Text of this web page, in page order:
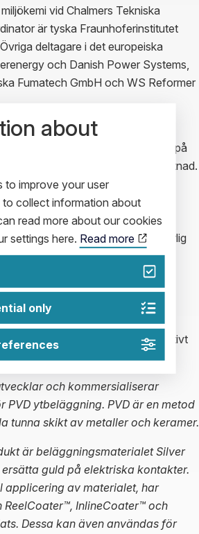
vid Chalmers Tekniska
är tyska Fraunhoferinstitutet
deltagare i det europeiska
och Danish Power Systems,
Fumatech GmbH och WS Reformer
MaxPhase tillgodoser ett behov på
korrosionsskydd till låg kostnad.
av bipolära
till vätgas- och metanoldrivna
bredda vårt erbjudande till
och visa att vi bedriver kontinuerlig
position som marknadsledande
säger Henrik
Coatings.
Impact Coatings VD Henrik
eller 070 6635580 alternativt
och kommersialiserar
ytbeläggning. PVD är en metod
tunna skikt av metaller och keramer.
är beläggningsmaterialet Silver
guld på elektriska kontakter.
applicering av materialet, har
InlineCoater™ och
Dessa kan även användas för
about
to improve your user
to collect information about
read more about our cookies
settings here. Read more
only